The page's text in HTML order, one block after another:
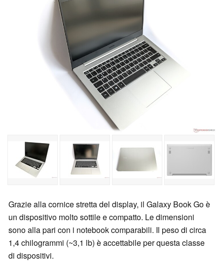
Grazie alla cornice stretta del display, il Galaxy Book Go è
un dispositivo molto sottile e compatto. Le dimensioni
sono alla pari con i notebook comparabili. Il peso di circa
1,4 chilogrammi (~3,1 lb) è accettabile per questa classe
di dispositivi.